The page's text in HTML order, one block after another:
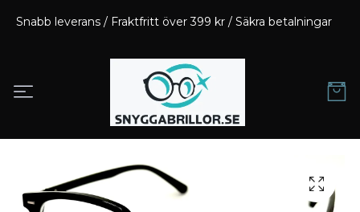
Snabb leverans / Fraktfritt över 399 kr / Säkra betalningar